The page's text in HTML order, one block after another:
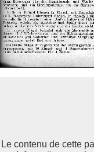
Le contenu de cette